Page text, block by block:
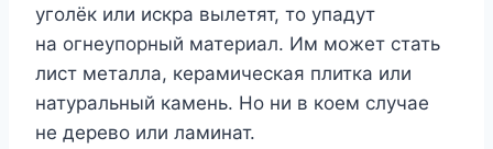
уголёк или искра вылетят, то упадут
на огнеупорный материал. Им может стать
лист металла, керамическая плитка или
натуральный камень. Но ни в коем случае
не дерево или ламинат.